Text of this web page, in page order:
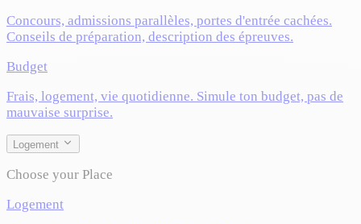
Concours, admissions parallèles, portes d'entrée cachées.
Conseils de préparation, description des épreuves.
Budget
Frais, logement, vie quotidienne. Simule ton budget, pas de
mauvaise surprise.
Logement
Choose your Place
Logement